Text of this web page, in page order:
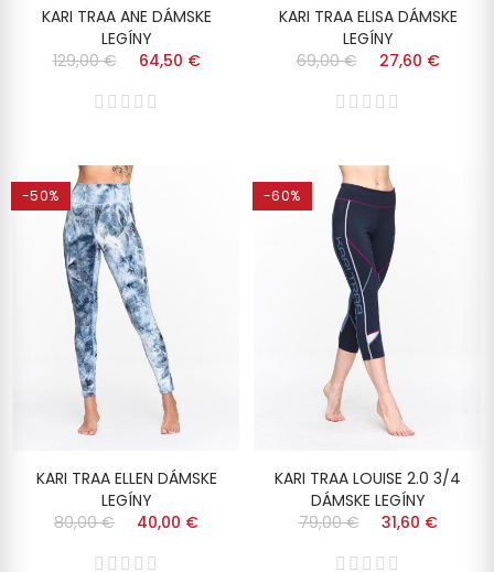
KARI TRAA ANE DÁMSKE
LEGÍNY
129,00 €
64,50 €
KARI TRAA ELISA DÁMSKE
LEGÍNY
69,00 €
27,60 €
-50%
KARI TRAA ELLEN DÁMSKE
LEGÍNY
80,00 €
40,00 €
-60%
KARI TRAA LOUISE 2.0 3/4
DÁMSKE LEGÍNY
79,00 €
31,60 €